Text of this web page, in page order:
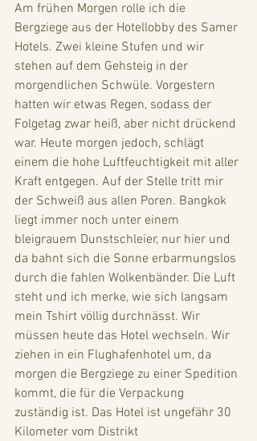
Am frühen Morgen rolle ich die
Bergziege aus der Hotellobby des Samer
Hotels. Zwei kleine Stufen und wir
stehen auf dem Gehsteig in der
morgendlichen Schwüle. Vorgestern
hatten wir etwas Regen, sodass der
Folgetag zwar heiß, aber nicht drückend
war. Heute morgen jedoch, schlägt
einem die hohe Luftfeuchtigkeit mit aller
Kraft entgegen. Auf der Stelle tritt mir
der Schweiß aus allen Poren. Bangkok
liegt immer noch unter einem
bleigrauem Dunstschleier, nur hier und
da bahnt sich die Sonne erbarmungslos
durch die fahlen Wolkenbänder. Die Luft
steht und ich merke, wie sich langsam
mein Tshirt völlig durchnässt. Wir
müssen heute das Hotel wechseln. Wir
ziehen in ein Flughafenhotel um, da
morgen die Bergziege zu einer Spedition
kommt, die für die Verpackung
zuständig ist. Das Hotel ist ungefähr 30
Kilometer vom Distrikt